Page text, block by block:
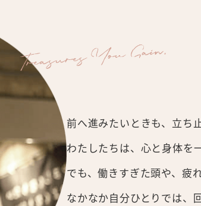
前へ進みたいときも、立ち
わたしたちは、心と身体を
でも、働きすぎた頭や、疲
なかなか自分ひとりでは、